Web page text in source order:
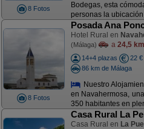
8 Fotos
Bodegas, esta
personas la
8 Fotos
Posada Ana
Hotel Rural en
(Málaga) a 24,5 km
14+4 plazas
22 €
86 km de Málaga
Nuestro
en Navahermosa,
350 habitantes en
Casa Rural La
Casa Rural en La